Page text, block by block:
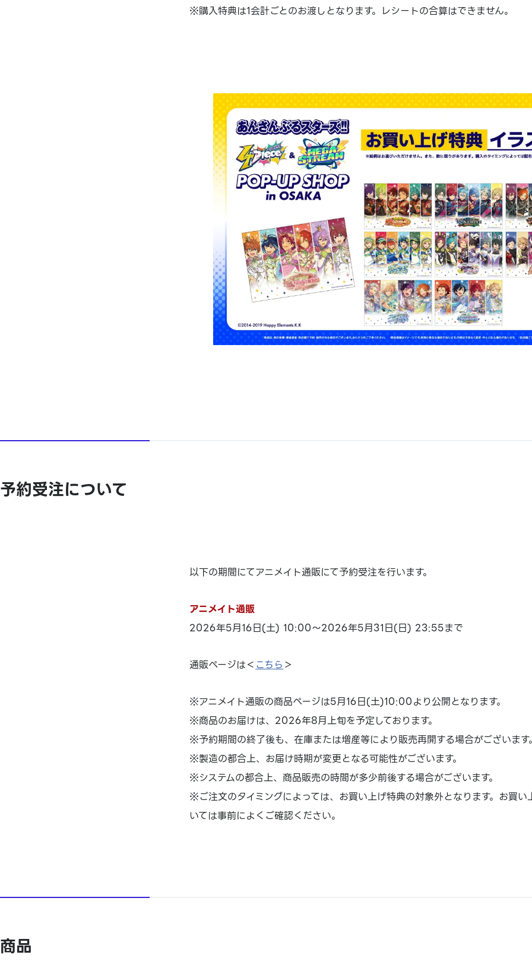
※購入特典は1会計ごとのお渡しとなります。レシートの合算はできません。
予約受注について
以下の期間にてアニメイト通販にて予約受注を行います。
アニメイト通販
2026年5月16日(土) 10:00～2026年5月31日(日) 23:55まで
通販ページは＜こちら＞
※アニメイト通販の商品ページは5月16日(土)10:00より公開となります。
※商品のお届けは、2026年8月上旬を予定しております。
※予約期間の終了後も、在庫または増産等により販売再開する場合がございます
※製造の都合上、お届け時期が変更となる可能性がございます。
※システムの都合上、商品販売の時間が多少前後する場合がございます。
※ご注文のタイミングによっては、お買い上げ特典の対象外となります。お買
いては事前によくご確認ください。
商品